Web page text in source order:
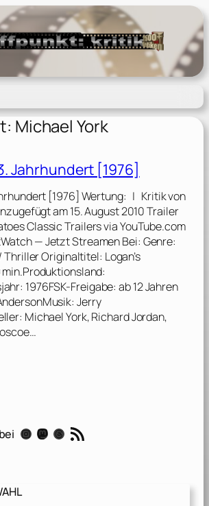
Michael York
Jahrhundert [1976]
[1976] Wertung: | Kritik von
am 15. August 2010 Trailer
Classic Trailers via YouTube.com
— Jetzt Streamen Bei: Genre:
Originaltitel: Logan’s
min.Produktionsland:
1976FSK-Freigabe: ab 12 Jahren
Jerry
Michael York, Richard Jordan,
Instagram Mastodon Threads RSS-Feed